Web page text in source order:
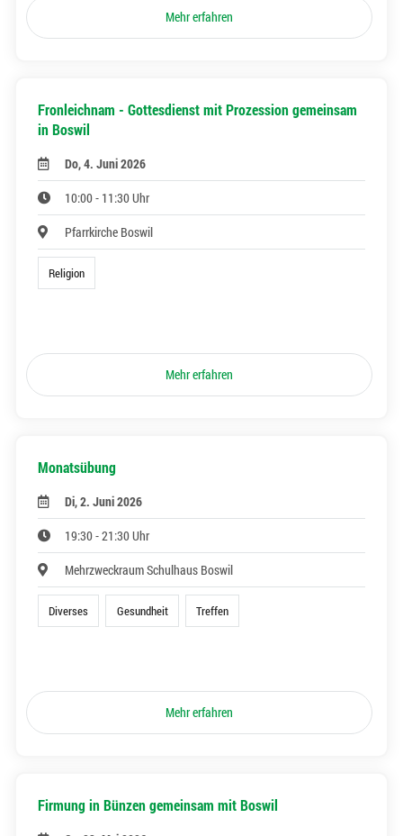
Mehr erfahren
Fronleichnam - Gottesdienst mit Prozession gemeinsam
in Boswil
Do, 4. Juni 2026
10:00 - 11:30 Uhr
Pfarrkirche Boswil
Religion
Mehr erfahren
Monatsübung
Di, 2. Juni 2026
19:30 - 21:30 Uhr
Mehrzweckraum Schulhaus Boswil
Diverses Gesundheit Treffen
Mehr erfahren
Firmung in Bünzen gemeinsam mit Boswil